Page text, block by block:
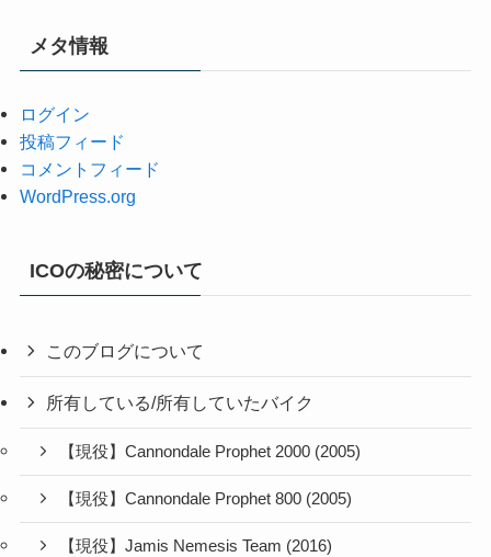
メタ情報
ログイン
投稿フィード
コメントフィード
WordPress.org
ICOの秘密について
このブログについて
所有している/所有していたバイク
【現役】Cannondale Prophet 2000 (2005)
【現役】Cannondale Prophet 800 (2005)
【現役】Jamis Nemesis Team (2016)